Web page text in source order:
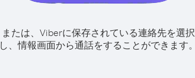
または、Viberに保存されている連絡先を選択
し、情報画面から通話をすることができます。